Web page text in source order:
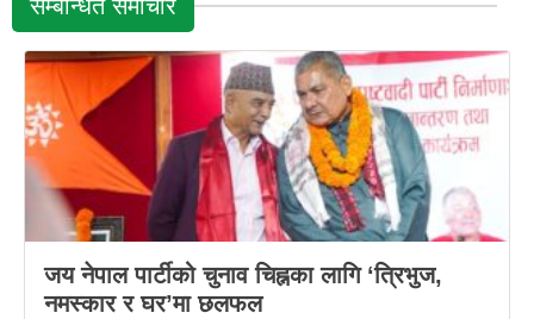
सम्बन्धित समाचार
जय नेपाल पार्टीको चुनाव चिह्नका लागि ‘त्रिभुज,
नमस्कार र घर’मा छलफल